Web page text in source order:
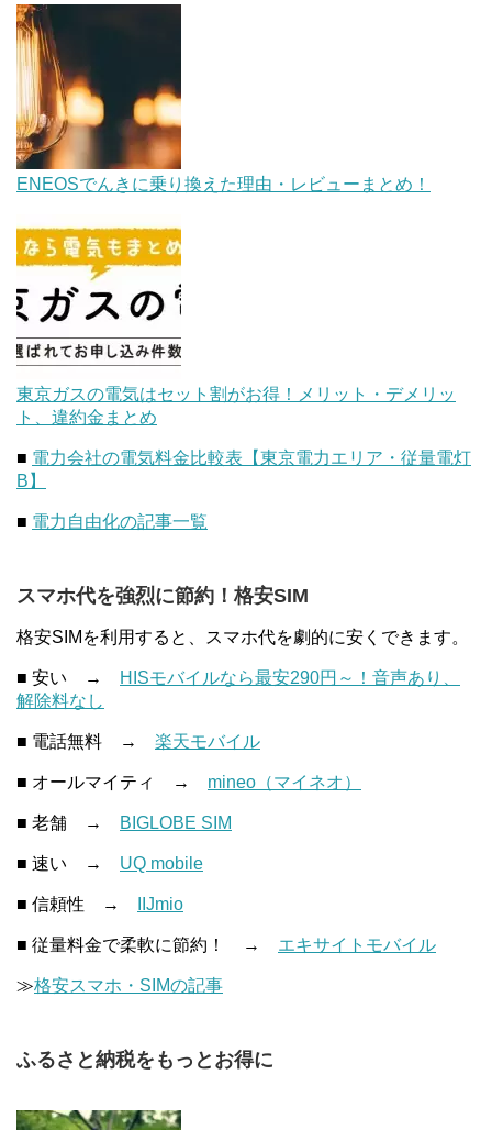
ENEOSでんきに乗り換えた理由・レビューまとめ！
東京ガスの電気はセット割がお得！メリット・デメリッ
ト、違約金まとめ
■ 電力会社の電気料金比較表【東京電力エリア・従量電灯
B】
■ 電力自由化の記事一覧
スマホ代を強烈に節約！格安SIM
格安SIMを利用すると、スマホ代を劇的に安くできます。
■ 安い →
HISモバイルなら最安290円～！音声あり、
解除料なし
■ 電話無料 → 楽天モバイル
■ オールマイティ → mineo（マイネオ）
■ 老舗 → BIGLOBE SIM
■ 速い → UQ mobile
■ 信頼性 → IIJmio
■ 従量料金で柔軟に節約！ → エキサイトモバイル
≫格安スマホ・SIMの記事
ふるさと納税をもっとお得に